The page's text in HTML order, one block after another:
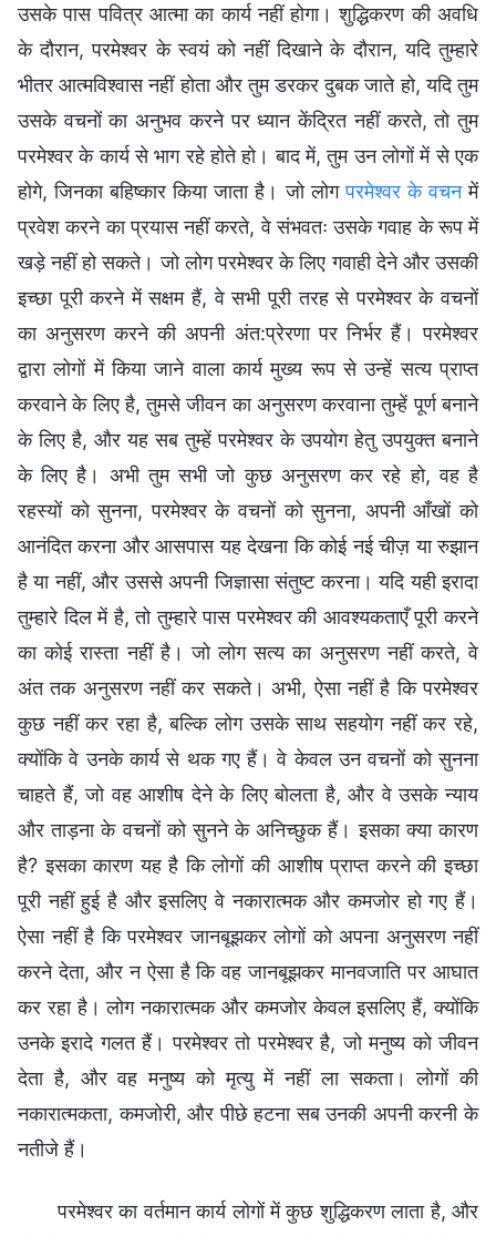
उसके पास पवित्र आत्मा का कार्य नहीं होगा। शुद्धिकरण की अवधि
के दौरान, परमेश्वर के स्वयं को नहीं दिखाने के दौरान, यदि तुम्हारे
भीतर आत्मविश्वास नहीं होता और तुम डरकर दुबक जाते हो, यदि तुम
उसके वचनों का अनुभव करने पर ध्यान केंद्रित नहीं करते, तो तुम
परमेश्वर के कार्य से भाग रहे होते हो। बाद में, तुम उन लोगों में से एक
होगे, जिनका बहिष्कार किया जाता है। जो लोगपरमेश्वर के वचनमें
प्रवेश करने का प्रयास नहीं करते, वे संभवतः उसके गवाह के रूप में
खड़े नहीं हो सकते। जो लोग परमेश्वर के लिए गवाही देने और उसकी
इच्छा पूरी करने में सक्षम हैं, वे सभी पूरी तरह से परमेश्वर के वचनों
का अनुसरण करने की अपनी अंत:प्रेरणा पर निर्भर हैं। परमेश्वर
द्वारा लोगों में किया जाने वाला कार्य मुख्य रूप से उन्हें सत्य प्राप्त
करवाने के लिए है, तुमसे जीवन का अनुसरण करवाना तुम्हें पूर्ण बनाने
के लिए है, और यह सब तुम्हें परमेश्वर के उपयोग हेतु उपयुक्त बनाने
के लिए है। अभी तुम सभी जो कुछ अनुसरण कर रहे हो, वह है
रहस्यों को सुनना, परमेश्वर के वचनों को सुनना, अपनी आँखों को
आनंदित करना और आसपास यह देखना कि कोई नई चीज़ या रुझान
है या नहीं, और उससे अपनी जिज्ञासा संतुष्ट करना। यदि यही इरादा
तुम्हारे दिल में है, तो तुम्हारे पास परमेश्वर की आवश्यकताएँ पूरी करने
का कोई रास्ता नहीं है। जो लोग सत्य का अनुसरण नहीं करते, वे
अंत तक अनुसरण नहीं कर सकते। अभी, ऐसा नहीं है कि परमेश्वर
कुछ नहीं कर रहा है, बल्कि लोग उसके साथ सहयोग नहीं कर रहे,
क्योंकि वे उनके कार्य से थक गए हैं। वे केवल उन वचनों को सुनना
चाहते हैं, जो वह आशीष देने के लिए बोलता है, और वे उसके न्याय
और ताड़ना के वचनों को सुनने के अनिच्छुक हैं। इसका क्या कारण
है? इसका कारण यह है कि लोगों की आशीष प्राप्त करने की इच्छा
पूरी नहीं हुई है और इसलिए वे नकारात्मक और कमजोर हो गए हैं।
ऐसा नहीं है कि परमेश्वर जानबूझकर लोगों को अपना अनुसरण नहीं
करने देता, और न ऐसा है कि वह जानबूझकर मानवजाति पर आघात
कर रहा है। लोग नकारात्मक और कमजोर केवल इसलिए हैं, क्योंकि
उनके इरादे गलत हैं। परमेश्वर तो परमेश्वर है, जो मनुष्य को जीवन
देता है, और वह मनुष्य को मृत्यु में नहीं ला सकता। लोगों की
नकारात्मकता, कमजोरी, और पीछे हटना सब उनकी अपनी करनी के
नतीजे हैं।
परमेश्वर का वर्तमान कार्य लोगों में कुछ शुद्धिकरण लाता है, और